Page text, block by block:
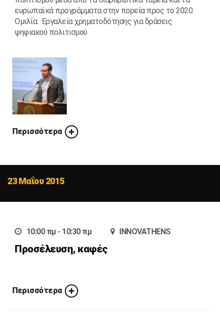
ευρωπαϊκά προγράμματα στην πορεία προς το 2020.
Ομιλία: Εργαλεία χρηματοδότησης για δράσεις
ψηφιακού πολιτισμού
Περισσότερα
23 Μαΐου 2015
10:00 πμ - 10:30 πμ INNOVATHENS
Προσέλευση, καφές
Περισσότερα